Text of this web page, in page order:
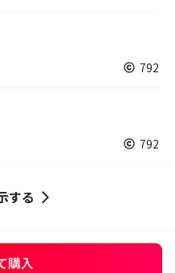
792
792
する
購入